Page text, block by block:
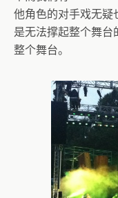
他角色的对手戏无疑
是无法撑起整个舞台
整个舞台。